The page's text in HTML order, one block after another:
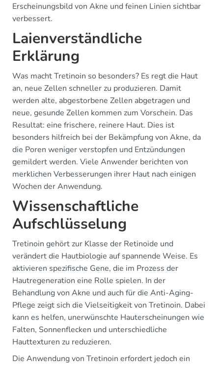
Erscheinungsbild von Akne und feinen Linien sichtbar
verbessert.
Laienverständliche
Erklärung
Was macht Tretinoin so besonders? Es regt die Haut
an, neue Zellen schneller zu produzieren. Damit
werden alte, abgestorbene Zellen abgetragen und
neue, gesunde Zellen kommen zum Vorschein. Das
Resultat: eine frischere, reinere Haut. Dies ist
besonders hilfreich bei der Bekämpfung von Akne, da
die Poren weniger verstopfen und Entzündungen
gemildert werden. Viele Anwender berichten von
merklichen Verbesserungen ihrer Haut nach einigen
Wochen der Anwendung.
Wissenschaftliche
Aufschlüsselung
Tretinoin gehört zur Klasse der Retinoide und
verändert die Hautbiologie auf spannende Weise. Es
aktivieren spezifische Gene, die im Prozess der
Hautregeneration eine Rolle spielen. In der
Behandlung von Akne und auch für die Anti-Aging-
Pflege zeigt sich die Vielseitigkeit von Tretinoin. Dabei
kann es helfen, unerwünschte Hauterscheinungen wie
Falten, Sonnenflecken und unterschiedliche
Hauttexturen zu reduzieren.
Die Anwendung von Tretinoin erfordert jedoch ein